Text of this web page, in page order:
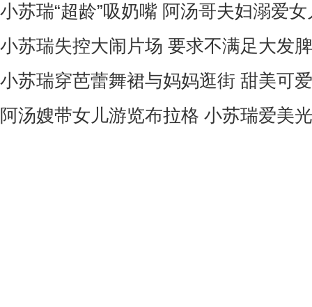
小苏瑞“超龄”吸奶嘴 阿汤哥夫妇溺爱
小苏瑞失控大闹片场 要求不满足大发
小苏瑞穿芭蕾舞裙与妈妈逛街 甜美可
阿汤嫂带女儿游览布拉格 小苏瑞爱美